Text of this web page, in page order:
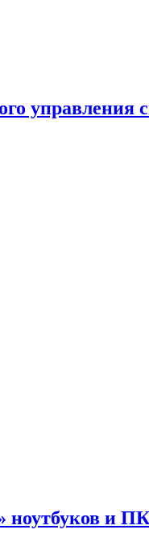
управления
ноутбуков и ПК